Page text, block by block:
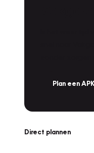
Plan een
Direct plannen